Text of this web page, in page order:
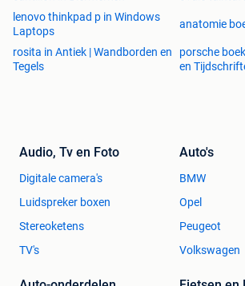
lenovo thinkpad p in Windows
Laptops
anatomie
rosita in Antiek | Wandborden en
Tegels
porsche
en
Audio, Tv en Foto
Digitale camera's
Luidspreker boxen
Stereoketens
TV's
Auto's
BMW
Opel
Peugeot
Volkswagen